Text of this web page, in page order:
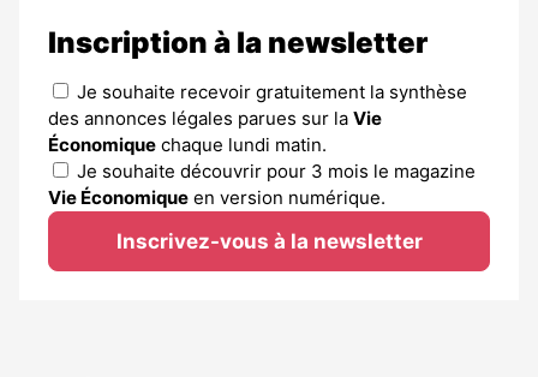
Inscription à la newsletter
Je souhaite recevoir gratuitement la synthèse
des annonces légales parues sur la Vie
Économique chaque lundi matin.
Je souhaite découvrir pour 3 mois le magazine
Vie Économique en version numérique.
Inscrivez-vous à la newsletter